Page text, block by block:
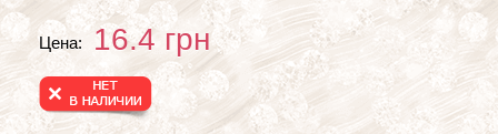
Цена: 16.4 грн